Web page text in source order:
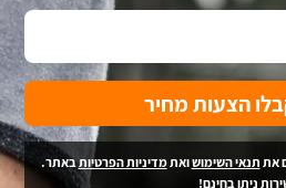
הצעות מחיר
את תנאי השימושואתמדיניות הפרטיותבאתר.
ניתן בחינם!